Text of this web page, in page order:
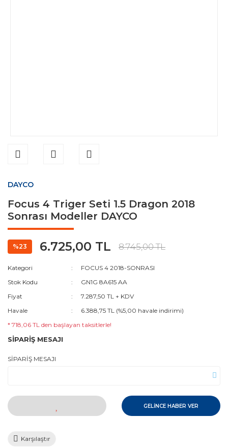
DAYCO
Focus 4 Triger Seti 1.5 Dragon 2018
Sonrası Modeller DAYCO
%23 6.725,00 TL 8.745,00 TL
Kategori
FOCUS 4 2018-SONRASI
Stok Kodu
GN1G 8A615 AA
Fiyat
7.287,50 TL + KDV
Havale
6.388,75 TL (%5,00 havale indirimi)
* 718,06 TL den başlayan taksitlerle!
SİPARİŞ MESAJI
SİPARİŞ MESAJI
GELİNCE HABER VER
Karşılaştır